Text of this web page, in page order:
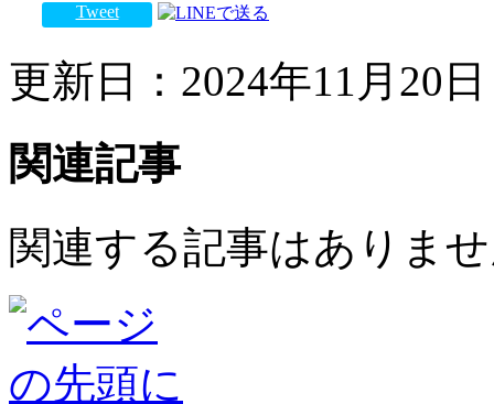
Tweet
更新日：2024年11月20
関連記事
関連する記事はありま